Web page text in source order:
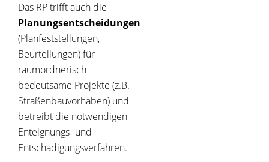
Das RP trifft auch die
Planungsentscheidungen
(Planfeststellungen,
Beurteilungen) für
raumordnerisch
bedeutsame Projekte (z.B.
Straßenbauvorhaben) und
betreibt die notwendigen
Enteignungs- und
Entschädigungsverfahren.